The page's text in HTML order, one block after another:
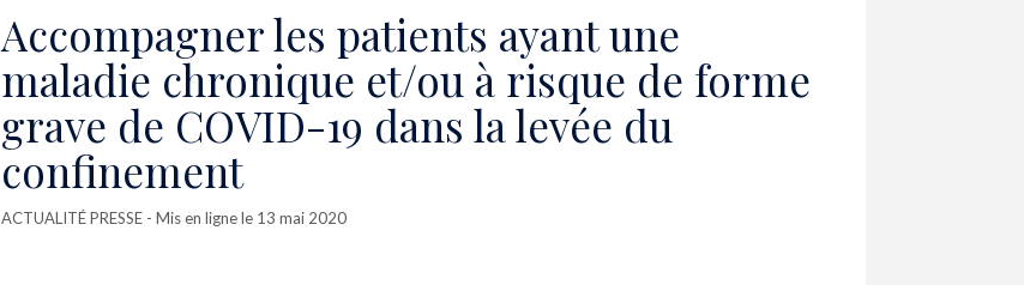
Accompagner les patients ayant une
maladie chronique et/ou à risque de forme
grave de COVID-19 dans la levée du
confinement
ACTUALITÉ PRESSE - Mis en ligne le 13 mai 2020